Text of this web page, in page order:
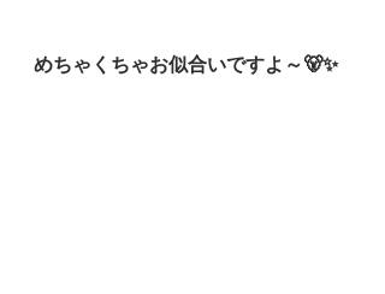
めちゃくちゃお似合いですよ～🐻✨